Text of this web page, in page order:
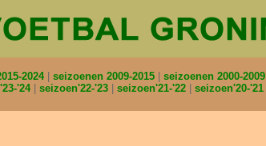
2024 seizoenen 2009-2015 seizoenen 2000-2009
'24 seizoen'22-'23 seizoen'21-'22 seizoen'20-'21